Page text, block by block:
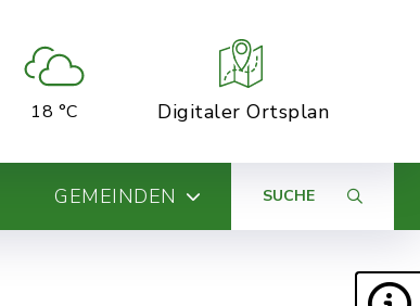
18 °C Digitaler Ortsplan
GEMEINDEN SUCHE